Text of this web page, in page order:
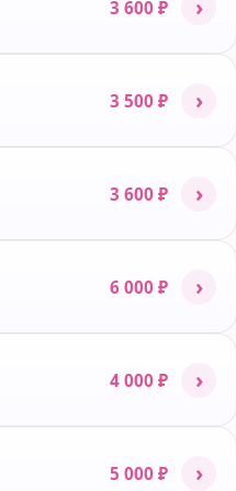
3 600 ₽ ›
3 500 ₽ ›
3 600 ₽ ›
6 000 ₽ ›
4 000 ₽ ›
5 000 ₽ ›